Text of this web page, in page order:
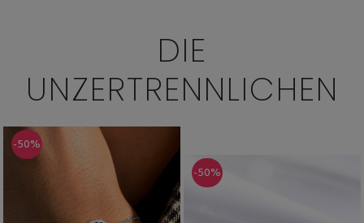
DIE
UNZERTRENNLICHEN
-50%
-50%